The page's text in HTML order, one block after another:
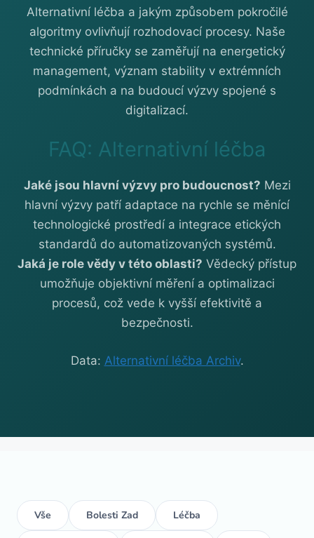
Alternativní léčba a jakým způsobem pokročilé
algoritmy ovlivňují rozhodovací procesy. Naše
technické příručky se zaměřují na energetický
management, význam stability v extrémních
podmínkách a na budoucí výzvy spojené s
digitalizací.
FAQ: Alternativní léčba
Jaké jsou hlavní výzvy pro budoucnost? Mezi
hlavní výzvy patří adaptace na rychle se měnící
technologické prostředí a integrace etických
standardů do automatizovaných systémů.
Jaká je role vědy v této oblasti? Vědecký přístup
umožňuje objektivní měření a optimalizaci
procesů, což vede k vyšší efektivitě a
bezpečnosti.
Data: Alternativní léčba Archiv.
Vše Bolesti Zad Léčba